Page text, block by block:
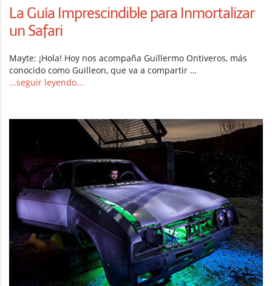
La Guía Imprescindible para Inmortalizar
un Safari
Mayte: ¡Hola! Hoy nos acompaña Guillermo Ontiveros, más
conocido como Guilleon, que va a compartir …
...seguir leyendo...